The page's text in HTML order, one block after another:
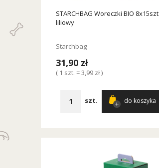
STARCHBAG Woreczki BIO 8x15szt
liliowy
Starchbag
31,90 zł
( 1 szt. = 3,99 zł )
szt. do koszyka